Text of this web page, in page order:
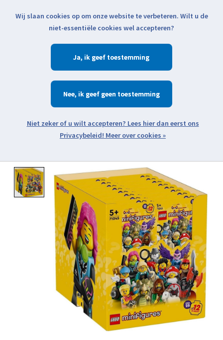
Klik voor actuele verzendinformatie...
Verlanglijst
Zoeken
Open webshop menu
Product image slideshow Items
Wij slaan cookies op om onze website te verbeteren. Wilt u de
niet-essentiële cookies wel accepteren?
Ja
Nee
Meer over cookies »